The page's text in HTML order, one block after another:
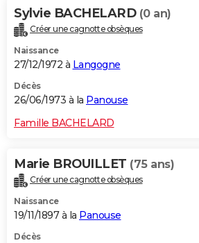
Sylvie BACHELARD (0 an)
Créer une cagnotte obsèques
Naissance
27/12/1972 à Langogne
Décès
26/06/1973 à la Panouse
Famille BACHELARD
Marie BROUILLET (75 ans)
Créer une cagnotte obsèques
Naissance
19/11/1897 à la Panouse
Décès